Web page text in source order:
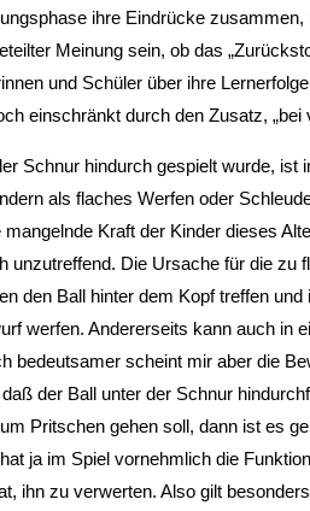
ihre Eindrücke
Meinung sein, ob das
und Schüler über ihre
einschränkt durch den Zusatz, „bei
Schnur hindurch gespielt wurde, ist
als flaches Werfen oder
Kraft der Kinder dieses
unzutreffend. Die Ursache für die zu
den Ball hinter dem Kopf treffen
werfen. Andererseits kann auch in
bedeutsamer scheint mir aber die
der Ball unter der Schnur
Pritschen gehen soll, dann ist es
ja im Spiel vornehmlich die
ihn zu verwerten. Also gilt